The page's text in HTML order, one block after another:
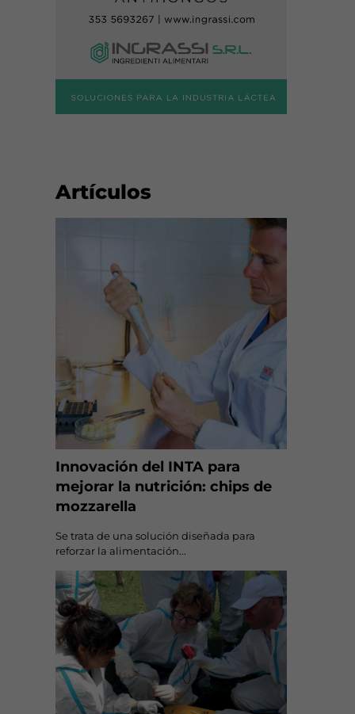
Artículos
Innovación del INTA para
mejorar la nutrición: chips de
mozzarella
Se trata de una solución diseñada para
reforzar la alimentación...